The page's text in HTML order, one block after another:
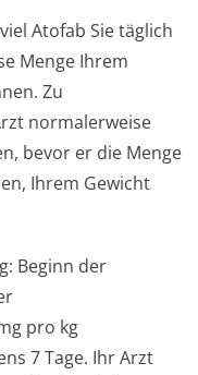
Atofab Sie täglich
Menge Ihrem
Zu
normalerweise
bevor er die Menge
Ihrem Gewicht
Beginn der
pro kg
7 Tage. Ihr Arzt